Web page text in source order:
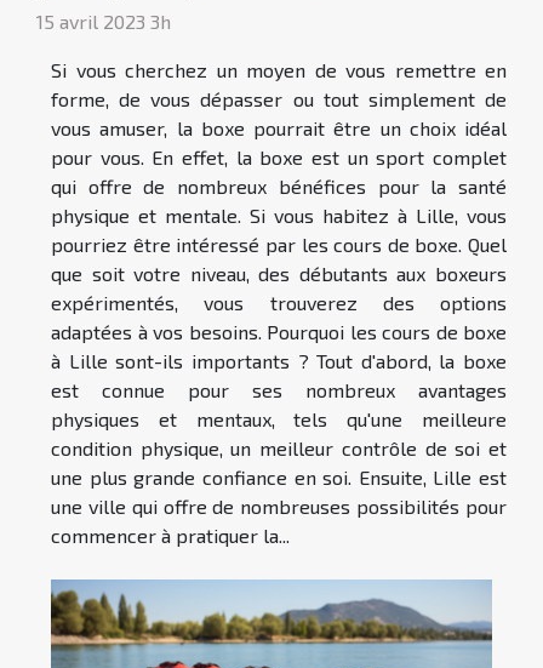
15 avril 2023 3h
Si vous cherchez un moyen de vous remettre en
forme, de vous dépasser ou tout simplement de
vous amuser, la boxe pourrait être un choix idéal
pour vous. En effet, la boxe est un sport complet
qui offre de nombreux bénéfices pour la santé
physique et mentale. Si vous habitez à Lille, vous
pourriez être intéressé par les cours de boxe. Quel
que soit votre niveau, des débutants aux boxeurs
expérimentés, vous trouverez des options
adaptées à vos besoins. Pourquoi les cours de boxe
à Lille sont-ils importants ? Tout d'abord, la boxe
est connue pour ses nombreux avantages
physiques et mentaux, tels qu'une meilleure
condition physique, un meilleur contrôle de soi et
une plus grande confiance en soi. Ensuite, Lille est
une ville qui offre de nombreuses possibilités pour
commencer à pratiquer la...